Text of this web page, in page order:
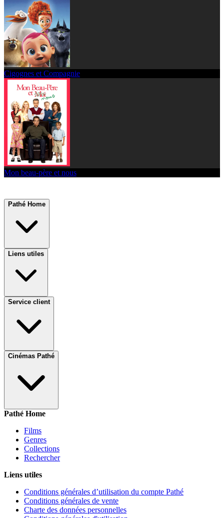
Cigognes et Compagnie
Mon beau-père et nous
Pathé Home
Liens utiles
Service client
Cinémas Pathé
Pathé Home
Films
Genres
Collections
Rechercher
Liens utiles
Conditions générales d’utilisation du compte Pathé
Conditions générales de vente
Charte des données personnelles